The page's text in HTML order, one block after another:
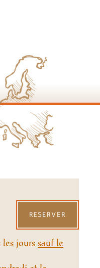
RÉSERVER
jours sauf le